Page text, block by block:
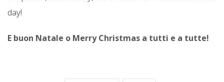
day!
E buon Natale o Merry Christmas a tutti e a tutte!